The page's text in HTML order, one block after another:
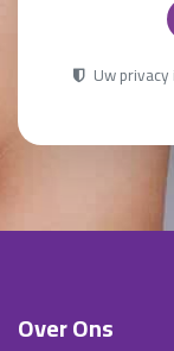
Uw
Over Ons